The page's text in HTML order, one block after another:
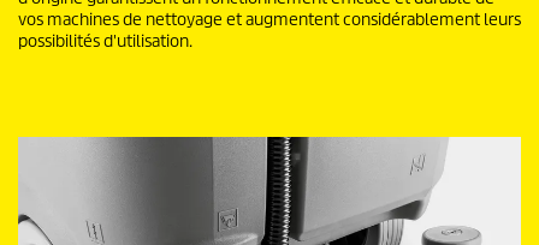
vos machines de nettoyage et augmentent considérablement leurs
possibilités d'utilisation.